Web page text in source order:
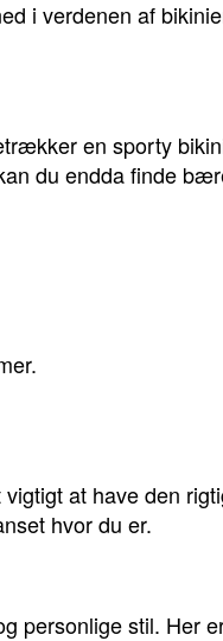
i verdenen af
en sporty
du endda finde
at have den
hvor du er.
personlige stil. Her